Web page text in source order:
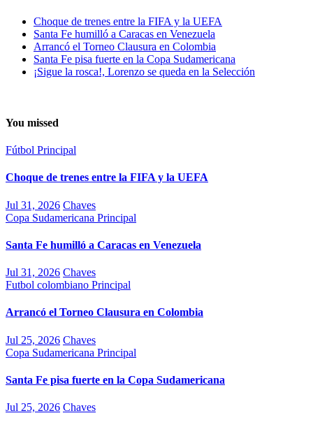
Choque de trenes entre la FIFA y la UEFA
Santa Fe humilló a Caracas en Venezuela
Arrancó el Torneo Clausura en Colombia
Santa Fe pisa fuerte en la Copa Sudamericana
¡Sigue la rosca!, Lorenzo se queda en la Selección
You missed
Fútbol Principal
Choque de trenes entre la FIFA y la UEFA
Jul 31, 2026 Chaves
Copa Sudamericana Principal
Santa Fe humilló a Caracas en Venezuela
Jul 31, 2026 Chaves
Futbol colombiano Principal
Arrancó el Torneo Clausura en Colombia
Jul 25, 2026 Chaves
Copa Sudamericana Principal
Santa Fe pisa fuerte en la Copa Sudamericana
Jul 25, 2026 Chaves